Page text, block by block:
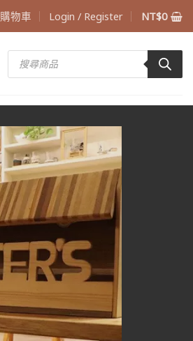
購物車 Login / Register NT$0
Products
search